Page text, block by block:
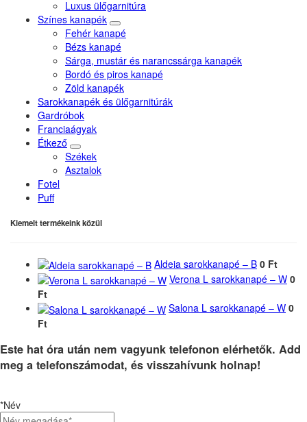
Luxus ülőgarnitúra
Színes kanapék
Fehér kanapé
Bézs kanapé
Sárga, mustár és narancssárga kanapék
Bordó és piros kanapé
Zöld kanapék
Sarokkanapék és ülőgarnitúrák
Gardróbok
Franciaágyak
Étkező
Székek
Asztalok
Fotel
Puff
Kiemelt termékeink közül
Aldeia sarokkanapé – B 0 Ft
Verona L sarokkanapé – W 0
Ft
Salona L sarokkanapé – W 0
Ft
Este hat óra után nem vagyunk telefonon elérhetők. Add
meg a telefonszámodat, és visszahívunk holnap!
*Név